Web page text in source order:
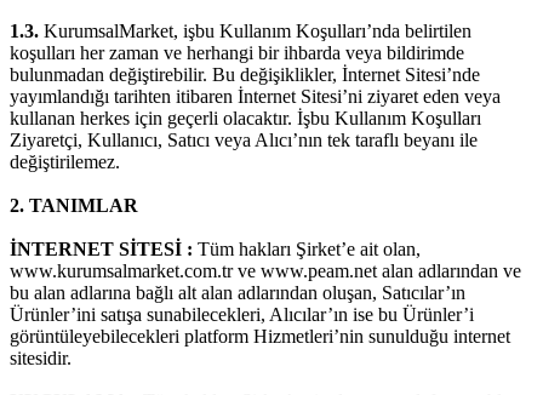
1.3. KurumsalMarket, işbu Kullanım Koşulları’nda belirtilen
koşulları her zaman ve herhangi bir ihbarda veya bildirimde
bulunmadan değiştirebilir. Bu değişiklikler, İnternet Sitesi’nde
yayımlandığı tarihten itibaren İnternet Sitesi’ni ziyaret eden veya
kullanan herkes için geçerli olacaktır. İşbu Kullanım Koşulları
Ziyaretçi, Kullanıcı, Satıcı veya Alıcı’nın tek taraflı beyanı ile
değiştirilemez.
2. TANIMLAR
İNTERNET SİTESİ : Tüm hakları Şirket’e ait olan,
www.kurumsalmarket.com.tr ve www.peam.net alan adlarından ve
bu alan adlarına bağlı alt alan adlarından oluşan, Satıcılar’ın
Ürünler’ini satışa sunabilecekleri, Alıcılar’ın ise bu Ürünler’i
görüntüleyebilecekleri platform Hizmetleri’nin sunulduğu internet
sitesidir.